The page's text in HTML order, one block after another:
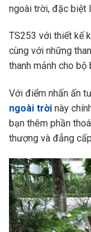
ngoài trời, đặc biệt
TS253 với thiết kế
cùng với những
thanh mảnh cho bộ
Với điểm nhấn ấn
ngoài trời này
bạn thêm phần
thượng và đẳng